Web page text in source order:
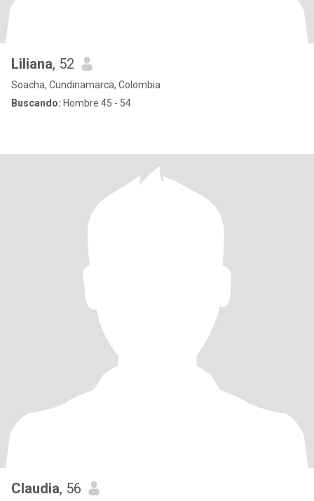
Liliana, 52
Soacha, Cundinamarca, Colombia
Buscando: Hombre 45 - 54
Claudia, 56